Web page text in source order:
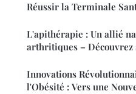
Réussir la Terminale
L'apithérapie : Un allié
arthritiques –
Innovations
l'Obésité : Vers une